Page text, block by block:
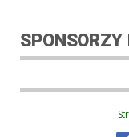
SPONSORZY